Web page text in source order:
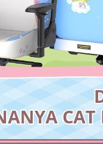
CAT